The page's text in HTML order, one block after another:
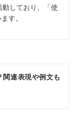
しており、「使
す。
関連表現や例文も